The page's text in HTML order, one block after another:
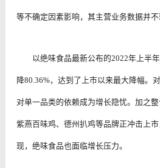
等不确定因素影响，其主营业务数据并不
以绝味食品最新公布的2022年上半
降80.36%，达到了上市以来最大降幅。
对单一品类的依赖成为增长隐忧。加之整
紫燕百味鸡、德州扒鸡等品牌正冲击上
现，绝味食品也面临增长压力。